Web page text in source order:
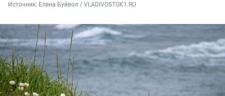
Источник: Елена Буйвол / VLADIVOSTOK1.RU